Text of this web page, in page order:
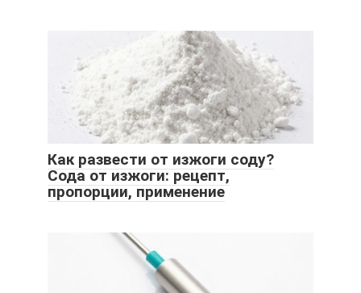
Как развести от изжоги соду?
Сода от изжоги: рецепт,
пропорции, применение